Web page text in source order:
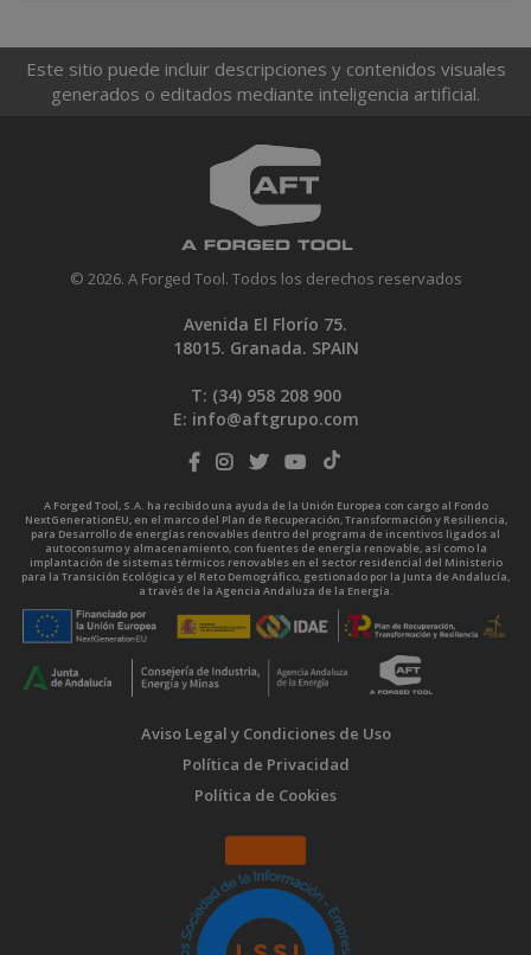
Este sitio puede incluir descripciones y contenidos visuales
generados o editados mediante inteligencia artificial.
© 2026. A Forged Tool. Todos los derechos reservados
Avenida El Florío 75.
18015. Granada. SPAIN
T: (34) 958 208 900
E: info@aftgrupo.com
A Forged Tool, S.A. ha recibido una ayuda de la Unión Europea con cargo al Fondo
NextGenerationEU, en el marco del Plan de Recuperación, Transformación y Resiliencia,
para Desarrollo de energías renovables dentro del programa de incentivos ligados al
autoconsumo y almacenamiento, con fuentes de energía renovable, así como la
implantación de sistemas térmicos renovables en el sector residencial del Ministerio
para la Transición Ecológica y el Reto Demográfico, gestionado por la Junta de Andalucía,
a través de la Agencia Andaluza de la Energía.
Aviso Legal y Condiciones de Uso
Política de Privacidad
Política de Cookies